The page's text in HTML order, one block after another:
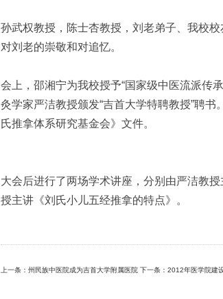
孙武权教授，陈士杏教授，刘老弟子、我校
对刘老的崇敬和对追忆。
会上，邵湘宁为我校授予“国家级中医流派传
灸学家严洁教授颁发“吉首大学特聘教授”聘
氏推拿体系研究基金会》文件。
大会后进行了两场学术讲座，分别由严洁教
授主讲《刘氏小儿五经推拿的特点》。
上一条：州民族中医院成为吉首大学附属医院 下一条：2012年医学院建